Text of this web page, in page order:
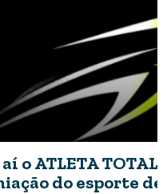
a maior
Piumhi e região